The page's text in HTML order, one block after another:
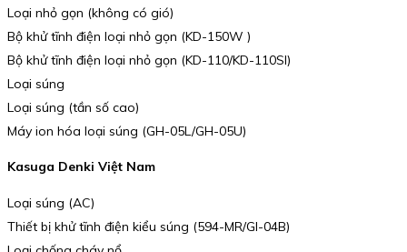
Loại nhỏ gọn (không có gió)
Bộ khử tĩnh điện loại nhỏ gọn (KD-150W )
Bộ khử tĩnh điện loại nhỏ gọn (KD-110/KD-110SI)
Loại súng
Loại súng (tần số cao)
Máy ion hóa loại súng (GH-05L/GH-05U)
Kasuga Denki Việt Nam
Loại súng (AC)
Thiết bị khử tĩnh điện kiểu súng (594-MR/GI-04B)